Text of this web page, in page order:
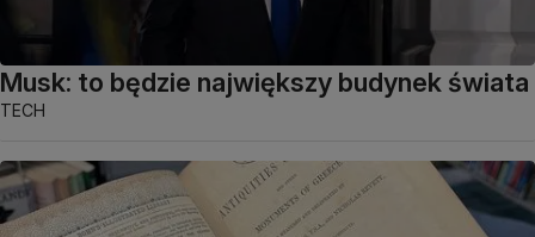
Musk: to będzie największy budynek świata
TECH